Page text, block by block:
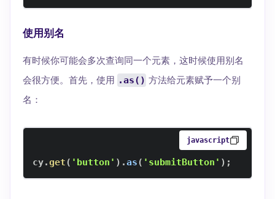
使用别名
有时候你可能会多次查询同一个元素，这时候使用别名
会很方便。首先，使用 .as() 方法给元素赋予一个别
名：
javascript
cy.get( 'button' ) .as( 'submitButton' ) ;